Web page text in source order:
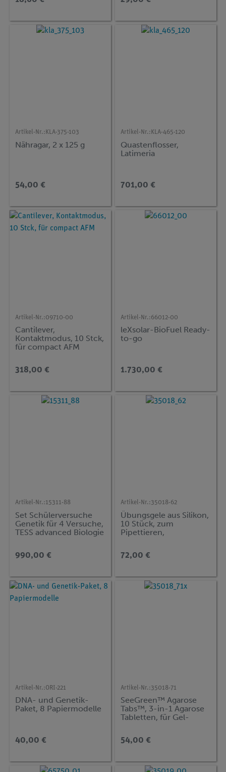
Artikel-Nr.: KLA-375-103
Nähragar, 2 x 125 g
54,00 €
Artikel-Nr.: KLA-465-120
Quastenflosser,
Latimeria
701,00 €
Artikel-Nr.:09710-00
Cantilever,
Kontaktmodus, 10 Stck,
für compact AFM
318,00 €
Artikel-Nr.:66012-00
leXsolar-BioFuel Ready-
to-go
1.730,00 €
Artikel-Nr.:15311-88
Set Schülerversuche
Genetik für 4 Versuche,
TESS advanced Biologie
990,00 €
Artikel-Nr.:35018-62
Übungsgele aus Silikon,
10 Stück, zum
Pipettieren,
72,00 €
Artikel-Nr.:ORI-221
DNA- und Genetik-
Paket, 8 Papiermodelle
40,00 €
Artikel-Nr.:35018-71
SeeGreen™ Agarose
Tabs™, 3-in-1 Agarose
Tabletten, für Gel-
54,00 €